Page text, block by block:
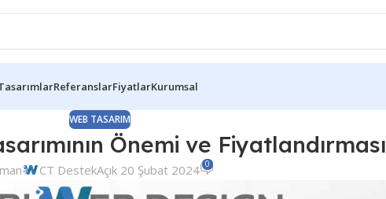
ReferanslarFiyatlarKurumsal
WEB TASARIM
Önemi ve Fiyatlandırması
CT DestekAçık 20 Şubat 2024 0